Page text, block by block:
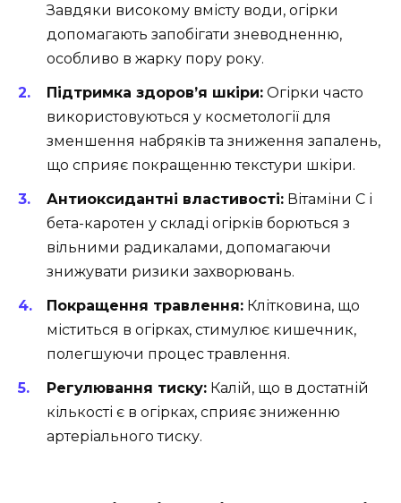
Завдяки високому вмісту води, огірки
допомагають запобігати зневодненню,
особливо в жарку пору року.
Підтримка здоров’я шкіри: Огірки часто
використовуються у косметології для
зменшення набряків та зниження запалень,
що сприяє покращенню текстури шкіри.
Антиоксидантні властивості: Вітаміни С і
бета-каротен у складі огірків борються з
вільними радикалами, допомагаючи
знижувати ризики захворювань.
Покращення травлення: Клітковина, що
міститься в огірках, стимулює кишечник,
полегшуючи процес травлення.
Регулювання тиску: Калій, що в достатній
кількості є в огірках, сприяє зниженню
артеріального тиску.